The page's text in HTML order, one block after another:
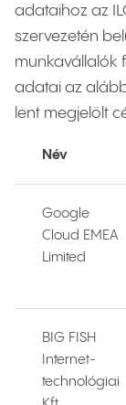
adataihoz az
szervezetén
munkavállalók
adatai az
lent megjelölt
Név
Google
Cloud EMEA
Limited
BIG FISH
Internet-
technológiai